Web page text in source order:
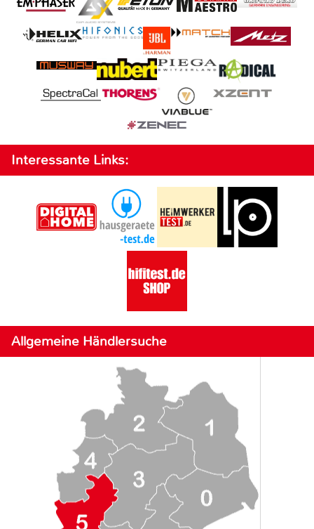
Interessante Links:
Allgemeine Händlersuche